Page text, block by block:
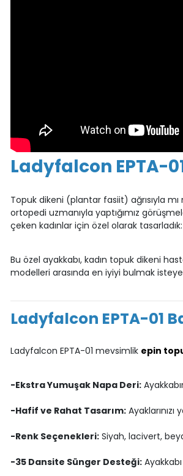
Ladyfalcon EPTA-
Topuk dikeni (plantar fasiit) ağrısıyla mı
ortopedi uzmanıyla yaptığımız
çeken kadınlar için özel olarak tasarladık:
Bu özel ayakkabı, kadın topuk dikeni
modelleri arasında en iyiyi bulmak
Ladyfalcon EPTA-01
Ladyfalcon EPTA-01 mevsimlik epin
-Ekstra Yumuşak Napa Deri:
-Hafif ve Rahat Tasarım:
-Renk Seçenekleri:Siyah, lacivert,
-35 Dansite Sünger Desteği: